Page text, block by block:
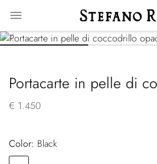
Portacarte in pelle di
€ 1.450
Color:
black